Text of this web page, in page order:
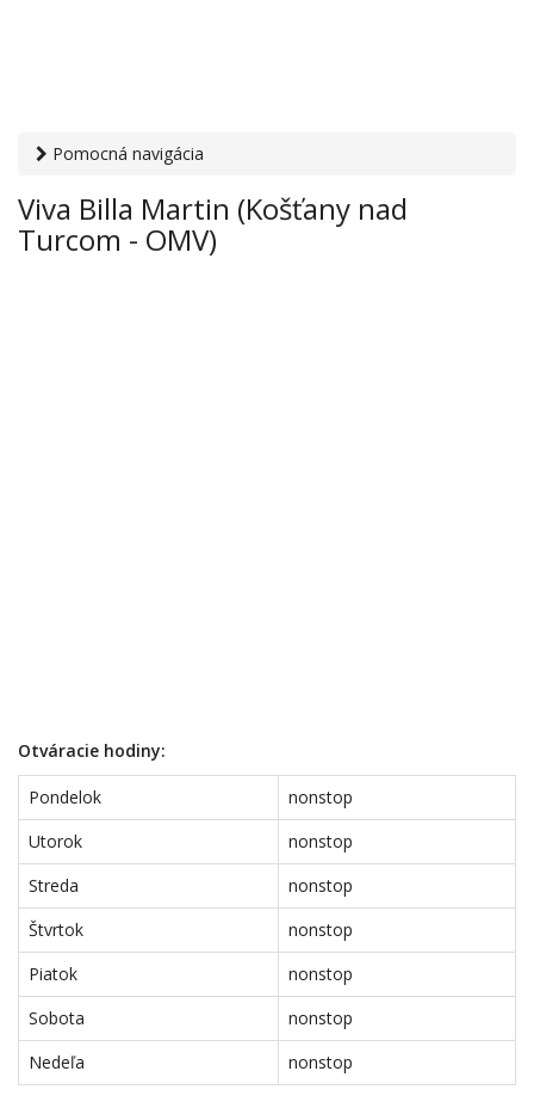
Pomocná navigácia
supermarkety › Viva Billa Martin (Košťany nad Turcom -
OMV)
Viva Billa Martin (Košťany nad
Turcom - OMV)
Otváracie hodiny:
Pondelok
nonstop
Utorok
nonstop
Streda
nonstop
Štvrtok
nonstop
Piatok
nonstop
Sobota
nonstop
Nedeľa
nonstop